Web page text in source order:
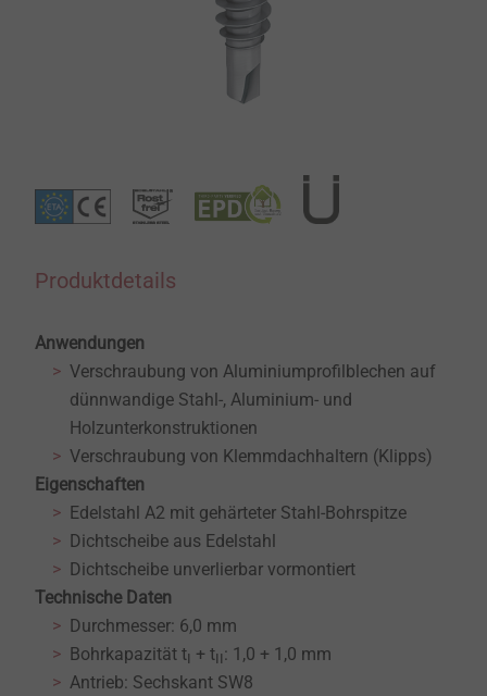
Produktdetails
Anwendungen
Verschraubung von Aluminiumprofilblechen auf
dünnwandige Stahl-, Aluminium- und
Holzunterkonstruktionen
Verschraubung von Klemmdachhaltern (Klipps)
Eigenschaften
Edelstahl A2 mit gehärteter Stahl-Bohrspitze
Dichtscheibe aus Edelstahl
Dichtscheibe unverlierbar vormontiert
Technische Daten
Durchmesser: 6,0 mm
Bohrkapazität tI + tII : 1,0 + 1,0 mm
Antrieb: Sechskant SW8